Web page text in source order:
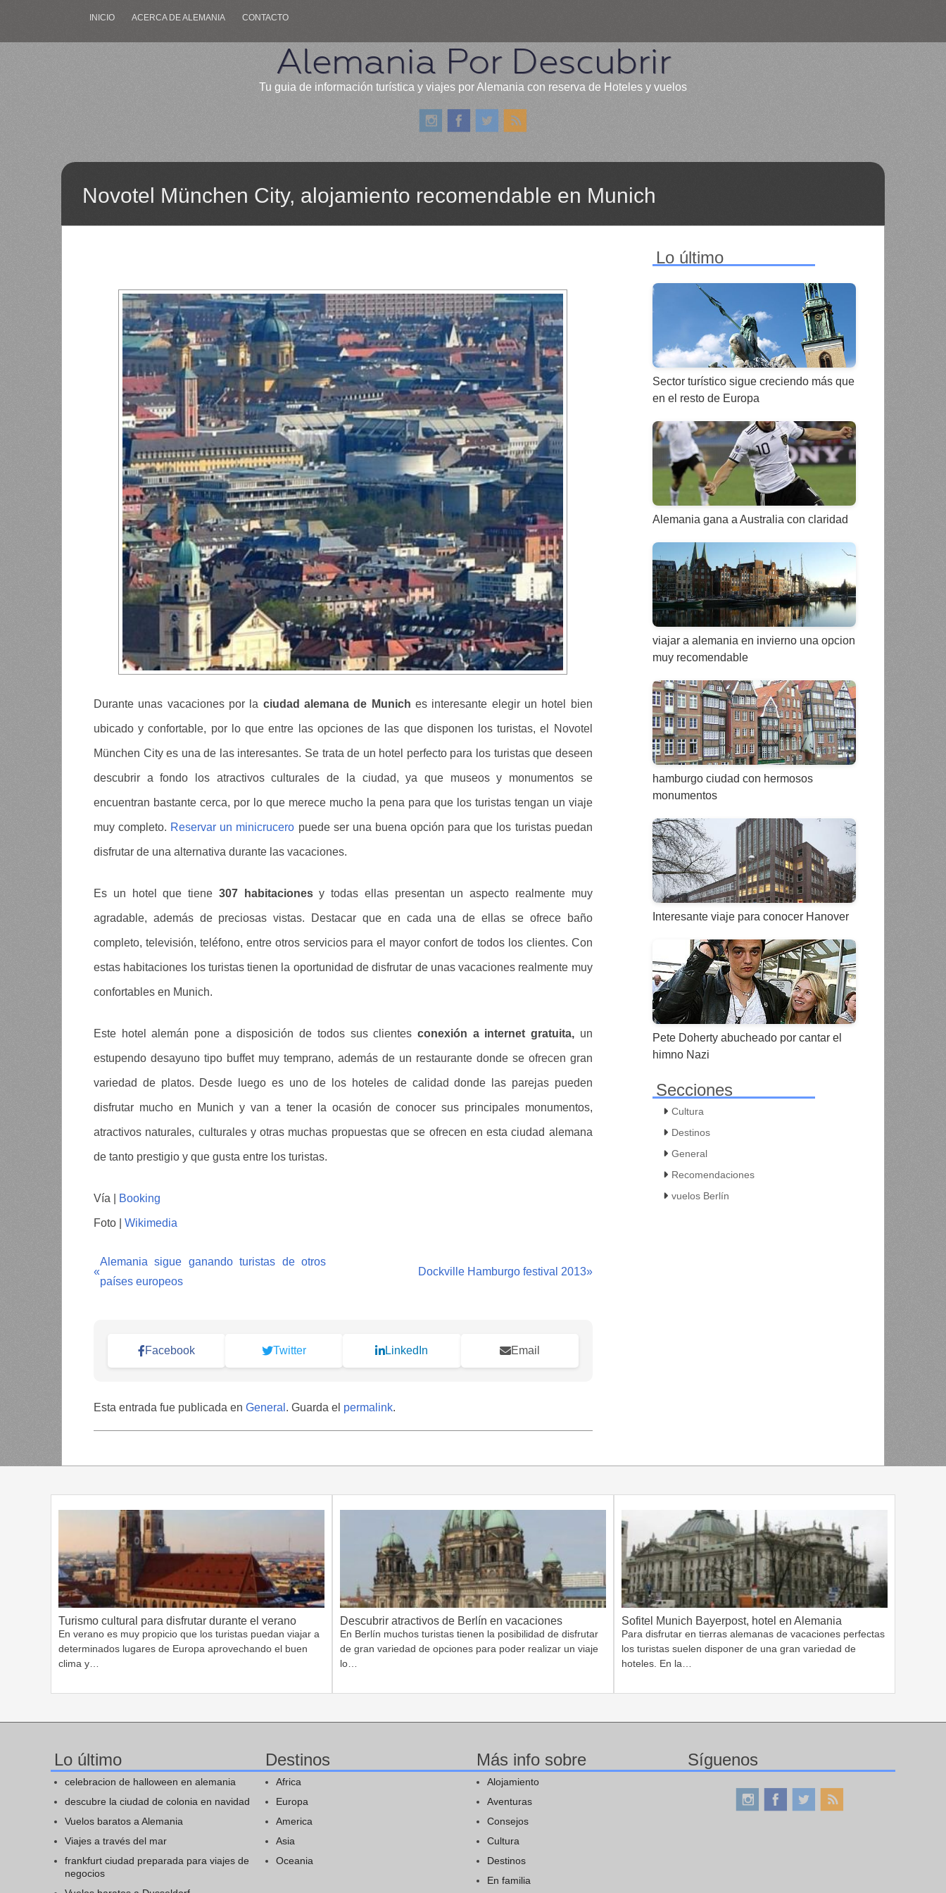
INICIO ACERCA DE ALEMANIA CONTACTO
Alemania Por Descubrir
Tu guia de información turística y viajes por Alemania con reserva de Hoteles y vuelos
Novotel München City, alojamiento recomendable en Munich
Durante unas vacaciones por la ciudad alemana de Munich es interesante elegir un hotel bien
ubicado y confortable, por lo que entre las opciones de las que disponen los turistas, el Novotel
München City es una de las interesantes. Se trata de un hotel perfecto para los turistas que deseen
descubrir a fondo los atractivos culturales de la ciudad, ya que museos y monumentos se
encuentran bastante cerca, por lo que merece mucho la pena para que los turistas tengan un viaje
muy completo. Reservar un minicrucero puede ser una buena opción para que los turistas puedan
disfrutar de una alternativa durante las vacaciones.
Es un hotel que tiene 307 habitacionesy todas ellas presentan un aspecto realmente muy
agradable, además de preciosas vistas. Destacar que en cada una de ellas se ofrece baño
completo, televisión, teléfono, entre otros servicios para el mayor confort de todos los clientes. Con
estas habitaciones los turistas tienen la oportunidad de disfrutar de unas vacaciones realmente muy
confortables en Munich.
Este hotel alemán pone a disposición de todos sus clientes conexión a internet gratuita,un
estupendo desayuno tipo buffet muy temprano, además de un restaurante donde se ofrecen gran
variedad de platos. Desde luego es uno de los hoteles de calidad donde las parejas pueden
disfrutar mucho en Munich y van a tener la ocasión de conocer sus principales monumentos,
atractivos naturales, culturales y otras muchas propuestas que se ofrecen en esta ciudad alemana
de tanto prestigio y que gusta entre los turistas.
Vía | Booking
Foto | Wikimedia
«
Alemania sigue ganando turistas de otros
países europeos
Dockville Hamburgo festival 2013»
Facebook Twitter LinkedIn Email
Esta entrada fue publicada en General . Guarda el permalink.
Lo último
Sector turístico sigue creciendo más que
en el resto de Europa
Alemania gana a Australia con claridad
viajar a alemania en invierno una opcion
muy recomendable
hamburgo ciudad con hermosos
monumentos
Interesante viaje para conocer Hanover
Pete Doherty abucheado por cantar el
himno Nazi
Secciones
Cultura
Destinos
General
Recomendaciones
vuelos Berlín
Turismo cultural para disfrutar durante el verano
En verano es muy propicio que los turistas puedan viajar a
determinados lugares de Europa aprovechando el buen
clima y…
Descubrir atractivos de Berlín en vacaciones
En Berlín muchos turistas tienen la posibilidad de disfrutar
de gran variedad de opciones para poder realizar un viaje
lo…
Sofitel Munich Bayerpost, hotel en Alemania
Para disfrutar en tierras alemanas de vacaciones perfectas
los turistas suelen disponer de una gran variedad de
hoteles. En la…
Lo último
celebracion de halloween en alemania
descubre la ciudad de colonia en navidad
Vuelos baratos a Alemania
Viajes a través del mar
frankfurt ciudad preparada para viajes de
negocios
Destinos
Africa
Europa
America
Asia
Oceania
Más info sobre
Alojamiento
Aventuras
Consejos
Cultura
Destinos
En familia
Síguenos